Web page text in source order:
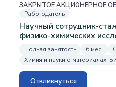
ЗАКРЫТОЕ АКЦИОНЕРНОЕ
Работодатель
Научный сотрудник-
физико-химических
Полная занятость 6 мес.
Химия и науки о материалах,
Откликнуться